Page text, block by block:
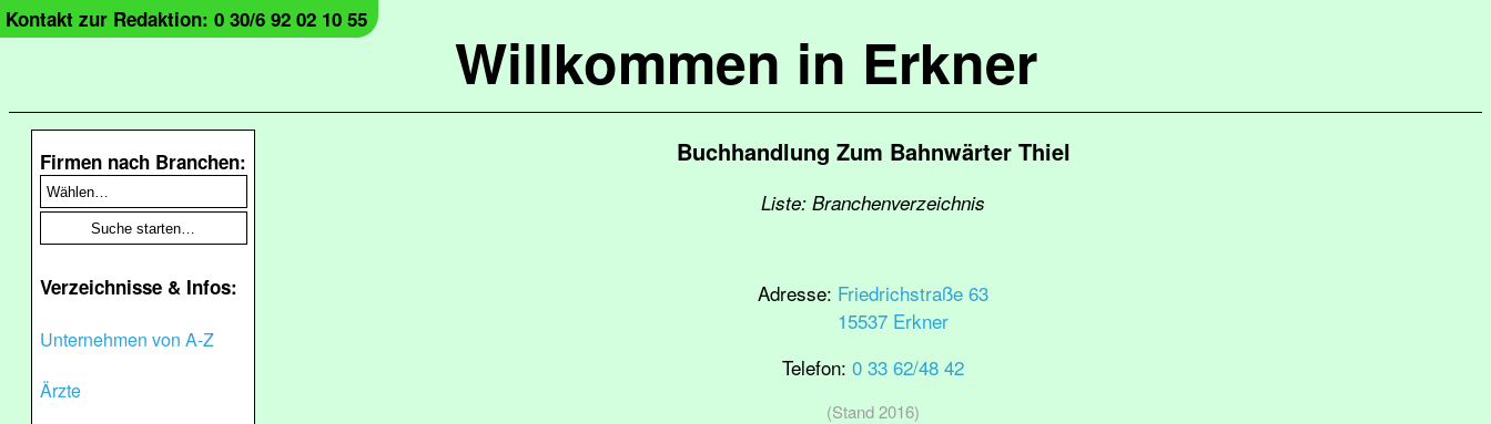
Willkommen in Erkner
Kontakt zur Redaktion: 0 30/6 92 02 10 55
Firmen nach Branchen:
Verzeichnisse & Infos:
Unternehmen von A-Z
Ärzte
Buchhandlung Zum Bahnwärter Thiel
Liste: Branchenverzeichnis
Adresse: Friedrichstraße 63
15537 Erkner
Telefon: 0 33 62/48 42
(Stand 2016)